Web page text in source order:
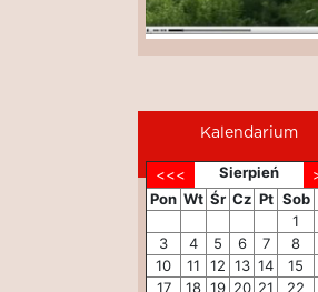
Kalendarium
Sierpień
Pon Wt Śr Cz Pt Sob
1
3
4 5 6 7 8
10
11 12 13 14 15
17
18 19 20 21 22